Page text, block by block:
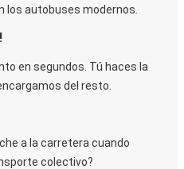
los autobuses modernos.
en segundos. Tú haces la
del resto.
a la carretera cuando
colectivo?